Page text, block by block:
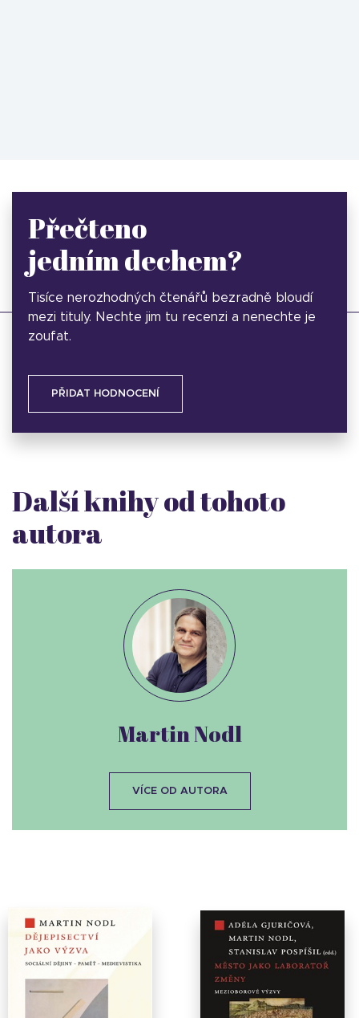
Přečteno
jedním dechem?
Tisíce nerozhodných čtenářů bezradně bloudí
mezi tituly. Nechte jim tu recenzi a nenechte je
zoufat.
PŘIDAT HODNOCENÍ
Další knihy od tohoto
autora
Martin Nodl
VÍCE OD AUTORA